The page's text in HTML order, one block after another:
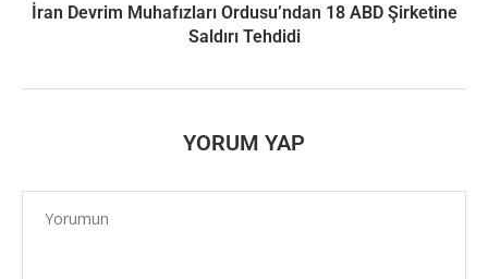
İran Devrim Muhafızları Ordusu’ndan 18 ABD Şirketine
Saldırı Tehdidi
YORUM YAP